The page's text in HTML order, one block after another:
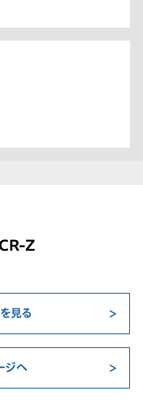
CR-Z
見る
ジへ